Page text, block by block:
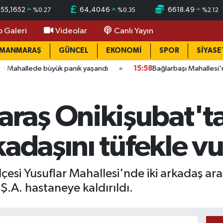
55,1652 %0.27 64,4046 %0.35 6618.49 %2.12
Galeri Videolar Canlı Yayın
GÜNCEL EKONOMİ SPOR
panik yaşandı 15:58Bağlarbaşı Mahallesi'nde 101.
tüfekle
Yusuflar Mahallesi'nde iki arkadaş
hastaneye kaldırıldı.